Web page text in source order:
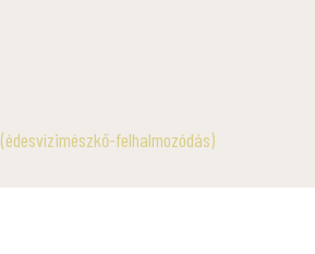
felhalmozódás)